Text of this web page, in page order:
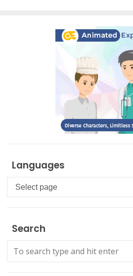
Languages
Languages
Search